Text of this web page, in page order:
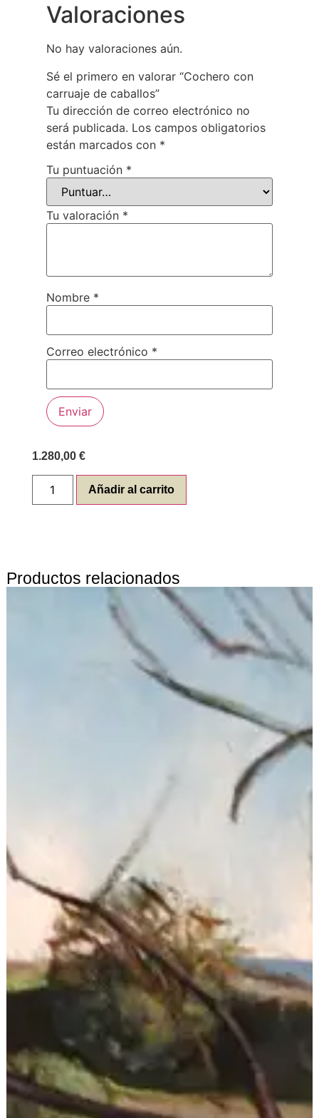
Valoraciones
No hay valoraciones aún.
Sé el primero en valorar “Cochero con
carruaje de caballos”
Tu dirección de correo electrónico no
será publicada. Los campos obligatorios
están marcados con *
Tu puntuación *
Tu valoración *
Nombre *
Correo electrónico *
1.280,00 €
Añadir al carrito
Productos relacionados